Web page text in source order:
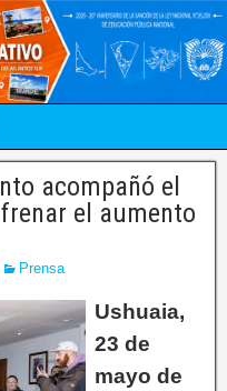
acompañó el
el aumento
Prensa
Ushuaia,
23 de
mayo de